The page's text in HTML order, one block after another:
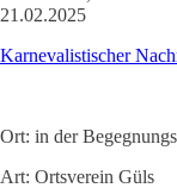
21.02.2025
Karnevalistischer
Ort: in der
Art: Ortsverein Güls